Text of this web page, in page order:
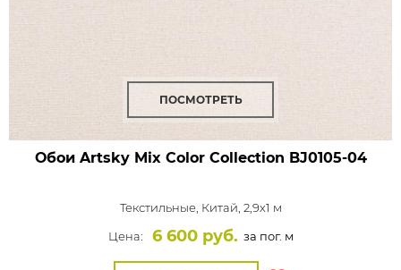
ПОСМОТРЕТЬ
Обои Artsky Mix Color Collection BJ0105-04
Текстильные, Китай, 2,9x1 м
Цена:
6 600 руб. за пог. м